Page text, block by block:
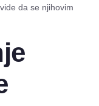
da se njihovim